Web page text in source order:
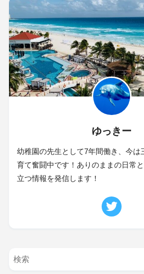
ゆっきー
幼稚園の先生として7年間働き、今は
育て奮闘中です！ありのままの日常
立つ情報を発信します！